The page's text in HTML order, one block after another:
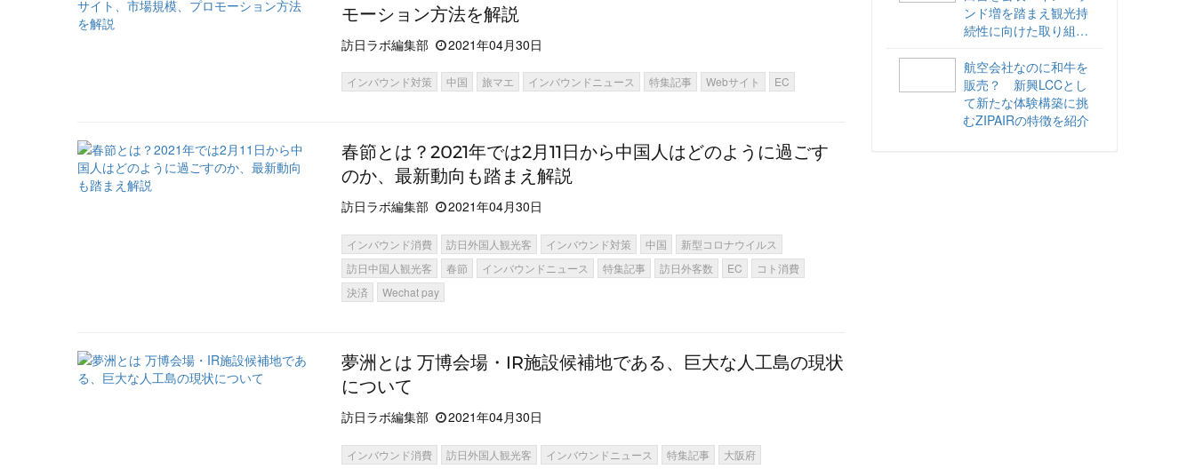
モーション方法を解説
訪日ラボ編集部 2021年04月30日
インバウンド対策 中国 旅マエ インバウンドニュース 特集記事 Webサイト EC
春節とは？2021年では2月11日から中国人はどのように過ごす
のか、最新動向も踏まえ解説
訪日ラボ編集部 2021年04月30日
インバウンド消費 訪日外国人観光客 インバウンド対策 中国
新型コロナウイルス
訪日中国人観光客
春節 インバウンドニュース 特集記事 訪日外客数 EC
コト消費
決済
Wechat pay
夢洲とは 万博会場・IR施設候補地である、巨大な人工島の現状
について
訪日ラボ編集部 2021年04月30日
インバウンド消費 訪日外国人観光客 インバウンドニュース 特集記事 大阪府
ンド増を踏まえ観光持
続性に向けた取り組み
航空会社なのに和牛を
販売？ 新興LCCとし
て新たな体験構築に挑
むZIPAIRの特徴を紹介